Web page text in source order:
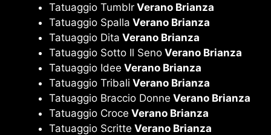
Tatuaggio Tumblr Verano Brianza
Tatuaggio Spalla Verano Brianza
Tatuaggio Dita Verano Brianza
Tatuaggio Sotto Il Seno Verano Brianza
Tatuaggio Idee Verano Brianza
Tatuaggio Tribali Verano Brianza
Tatuaggio Braccio Donne Verano Brianza
Tatuaggio Croce Verano Brianza
Tatuaggio Scritte Verano Brianza